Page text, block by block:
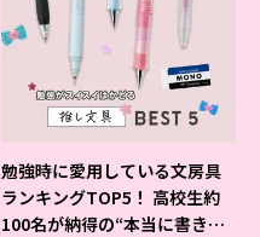
勉強時に愛用している文房具
ランキングTOP5！ 高校生約
100名が納得の“本当に書きや